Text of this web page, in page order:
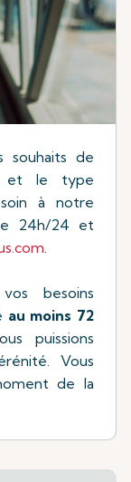
souhaits de
et le type
à notre
24h/24 et
besoins
au moins 72
puissions
Vous
de la